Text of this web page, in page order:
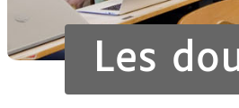
Les